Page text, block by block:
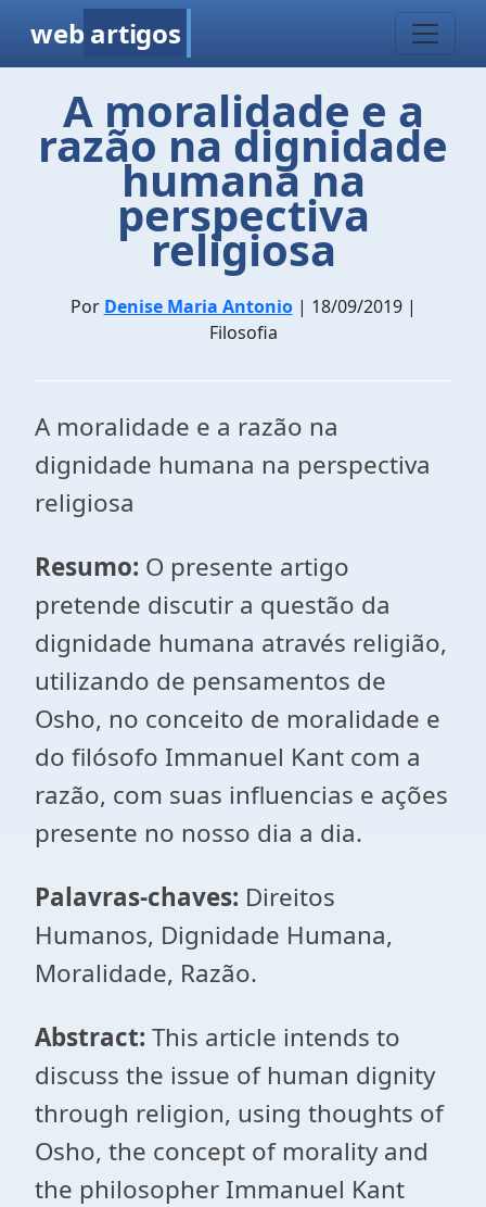
web artigos
A moralidade e a
razão na dignidade
humana na
perspectiva
religiosa
Por Denise Maria Antonio| 18/09/2019 |
Filosofia
A moralidade e a razão na
dignidade humana na perspectiva
religiosa
Resumo: O presente artigo
pretende discutir a questão da
dignidade humana através religião,
utilizando de pensamentos de
Osho, no conceito de moralidade e
do filósofo Immanuel Kant com a
razão, com suas influencias e ações
presente no nosso dia a dia.
Palavras-chaves: Direitos
Humanos, Dignidade Humana,
Moralidade, Razão.
Abstract: This article intends to
discuss the issue of human dignity
through religion, using thoughts of
Osho, the concept of morality and
the philosopher Immanuel Kant